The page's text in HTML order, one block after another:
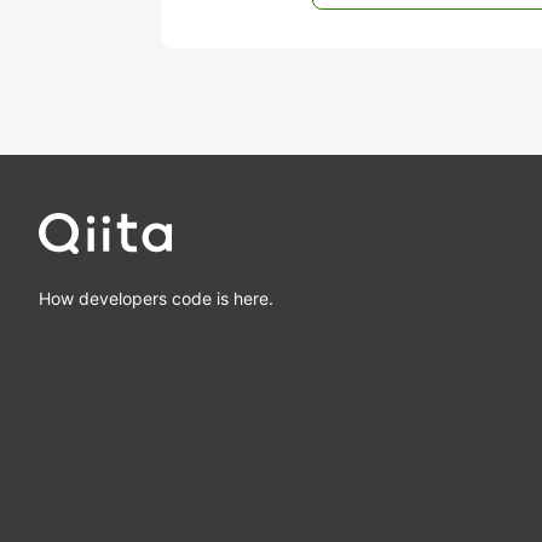
How developers code is here.